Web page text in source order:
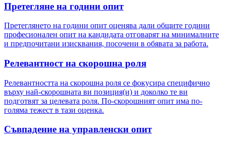
Претегляне на години опит
Претеглянето на години опит оценява дали общите години
професионален опит на кандидата отговарят на минималните
и предпочитани изисквания, посочени в обявата за работа.
Релевантност на скорошна роля
Релевантността на скорошна роля се фокусира специфично
върху най-скорошната ви позиция(и) и доколко те ви
подготвят за целевата роля. По-скорошният опит има по-
голяма тежест в тази оценка.
Съвпадение на управленски опит